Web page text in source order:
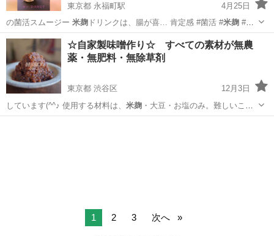
東京都 永福町駅
4月25日
の菌活スムージー 米麹ドリンクは、腸が喜… 肯定感 #菌活 #米麹#自
分探し #マ…
東京 杉並区 永福町駅 その他 ドーナツ
☆自家製味噌作り☆ すべての素材が無農
薬・無肥料・無除草剤
東京都 渋谷区
12月3日
しています(^^♪ 使用する材料は、 米麹・大豆・お塩のみ。難しいこと
は一切あり…
1 2 3 次へ